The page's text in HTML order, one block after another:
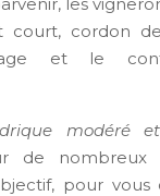
court, cordon
et le
modéré
de nombreux
pour